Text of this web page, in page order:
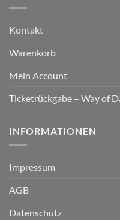
Kontakt
Warenkorb
Mein Account
Ticketrückgabe – Way of
INFORMATIONEN
Impressum
AGB
Datenschutz